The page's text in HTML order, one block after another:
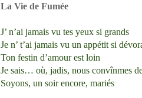
La Vie de Fumée
J’ n’ai jamais vu tes yeux si grands
Je n’ t’ai jamais vu un appétit si
Ton festin d’amour est loin
Je sais… où, jadis, nous convînmes
Soyons, un soir encore, mariés